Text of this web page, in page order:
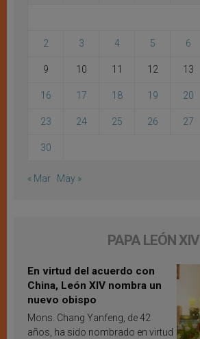
2 3 4 5 6
9 10 11 12 13
16 17 18 19 20
23 24 25 26 27
30
« Mar May »
PAPA LEÓN XIV
En virtud del acuerdo con
China, León XIV nombra un
nuevo obispo
Mons. Chang Yanfeng, de 42
años, ha sido nombrado en virtud